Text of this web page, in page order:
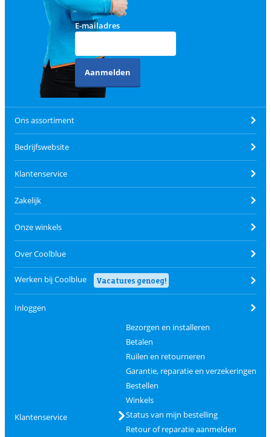
E-mailadres
Aanmelden
Ons assortiment
Bedrijfswebsite
Klantenservice
Zakelijk
Onze winkels
Over Coolblue
Werken bij Coolblue Vacatures genoeg!
Inloggen
Klantenservice
Bezorgen en installeren
Betalen
Ruilen en retourneren
Garantie, reparatie en verzekeringen
Bestellen
Winkels
Status van mijn bestelling
Retour of reparatie aanmelden